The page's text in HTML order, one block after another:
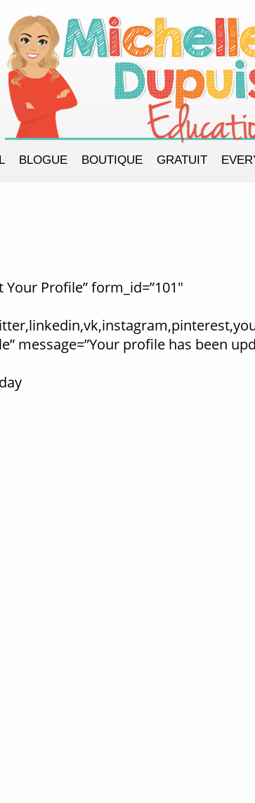
BLOGUE BOUTIQUE GRATUIT
Profile” form_id=”101″
message=”Your profile has been